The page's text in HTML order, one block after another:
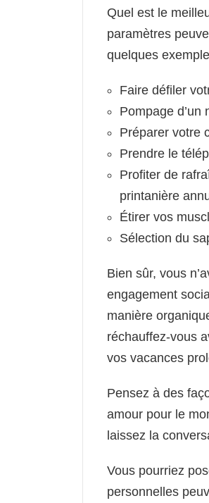
Quel est le
paramètres
quelques
Faire défiler
Pompage d’un
Préparer votre
Prendre le
Profiter de
printanière
Étirer vos
Sélection du
Bien sûr, vous
engagement
manière
réchauffez-vous
vos vacances
Pensez à des
amour pour le
laissez la
Vous pourriez
personnelles